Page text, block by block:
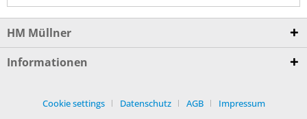
HM Müllner
Informationen
Cookie settings Datenschutz AGB Impressum